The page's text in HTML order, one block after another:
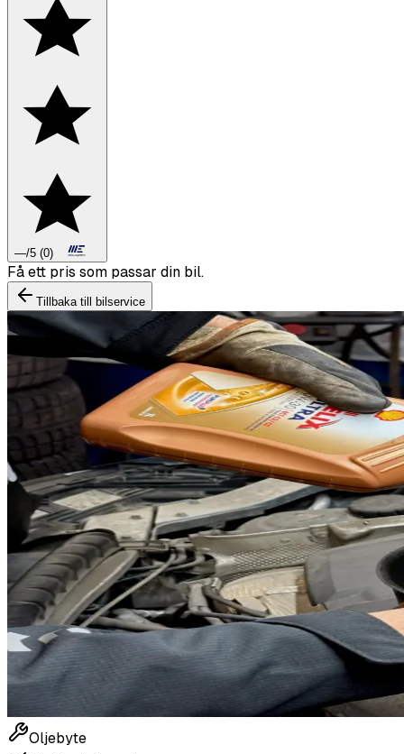
—/5 (0)
Boka däckbyte eller montering inför vintern.
Tillbaka till bilservice
Oljebyte